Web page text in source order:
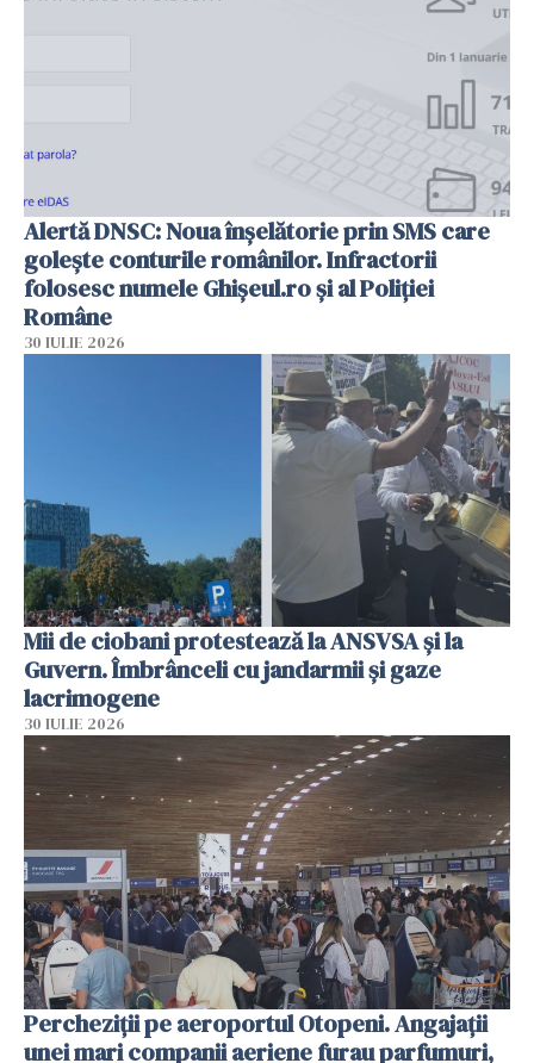
Alertă DNSC: Noua înșelătorie prin SMS care
golește conturile românilor. Infractorii
folosesc numele Ghișeul.ro și al Poliției
Române
30 IULIE 2026
Mii de ciobani protestează la ANSVSA și la
Guvern. Îmbrânceli cu jandarmii și gaze
lacrimogene
30 IULIE 2026
Percheziții pe aeroportul Otopeni. Angajații
unei mari companii aeriene furau parfumuri,